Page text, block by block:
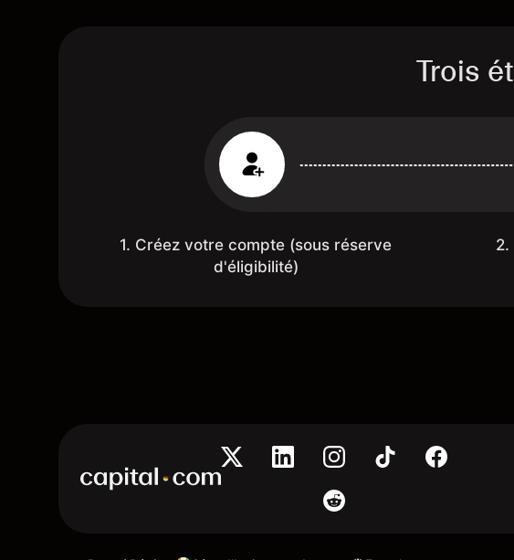
Trois
1. Créez votre compte (sous réserve
d'éligibilité)
2.